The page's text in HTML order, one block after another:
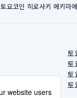
토요코인 히로사키 에키마에
토
토
토
토